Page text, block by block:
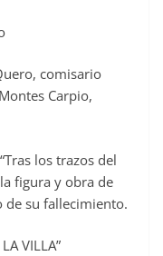
comisario
Carpio,
los trazos del
figura y obra de
de su fallecimiento.
VILLA”